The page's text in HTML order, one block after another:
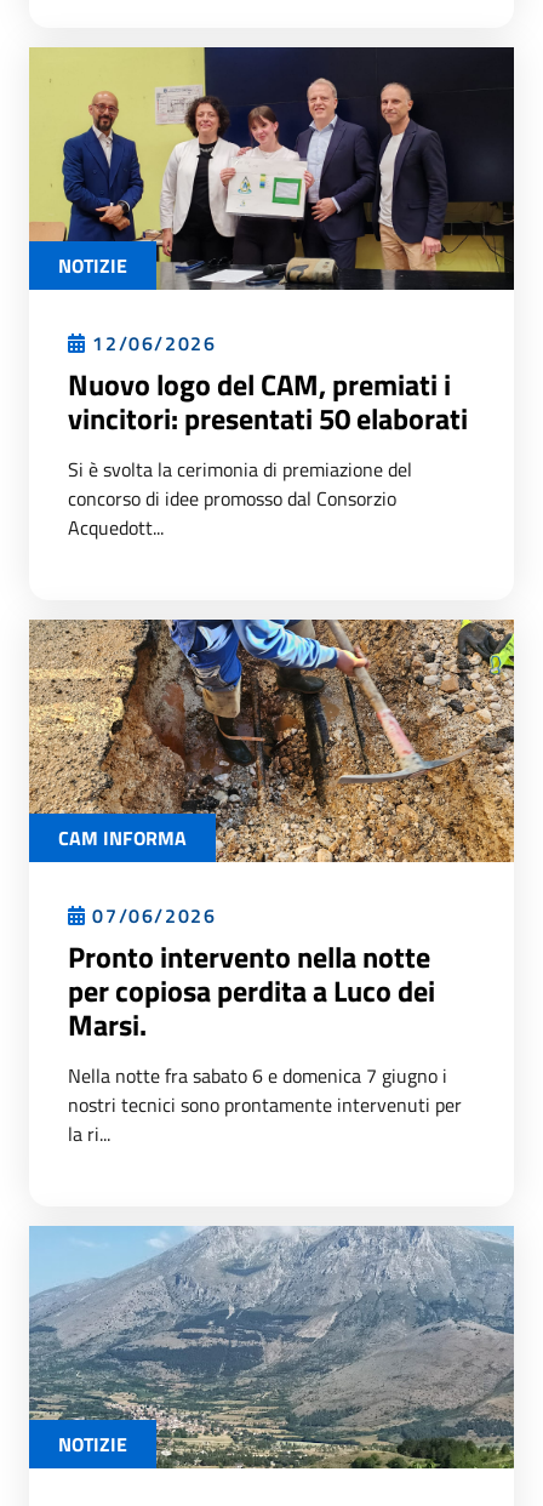
NOTIZIE
12/06/2026
Nuovo logo del CAM, premiati i
vincitori: presentati 50 elaborati
Si è svolta la cerimonia di premiazione del
concorso di idee promosso dal Consorzio
Acquedott...
CAM INFORMA
07/06/2026
Pronto intervento nella notte
per copiosa perdita a Luco dei
Marsi.
Nella notte fra sabato 6 e domenica 7 giugno i
nostri tecnici sono prontamente intervenuti per
la ri...
NOTIZIE